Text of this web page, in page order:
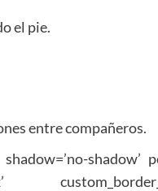
el pie.
entre compañeros.
shadow’